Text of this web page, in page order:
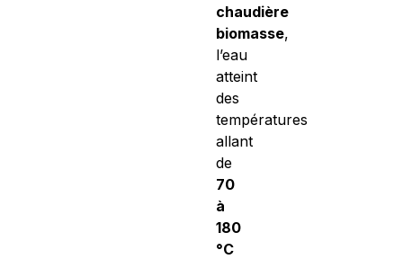
chaudière
biomasse,
l’eau
atteint
des
températures
allant
de
70
à
180
°C